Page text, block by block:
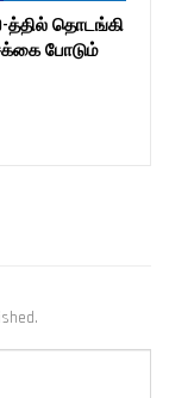
த்தில் தொடங்கி
போடும்